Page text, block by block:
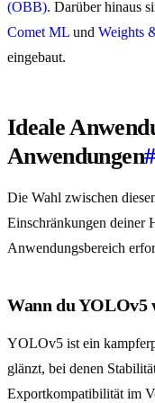
(OBB). Darüber hinaus
Comet ML und Weights
eingebaut.
Ideale
Anwendungen#
Die Wahl zwischen
Einschränkungen deiner
Anwendungsbereich
Wann du YOLOv5
YOLOv5 ist ein
glänzt, bei denen
Exportkompatibilität im